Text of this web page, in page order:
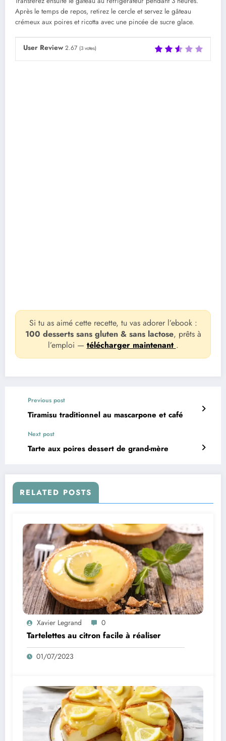
Après le temps de repos, retirez le cercle et servez le gâteau
crémeux aux poires et ricotta avec une pincée de sucre glace.
User Review 2.67 (3 votes)
Si tu as aimé cette recette, tu vas adorer l’ebook :
100 desserts sans gluten & sans lactose, prêts à
l’emploi — télécharger maintenant .
Previous post
Tiramisu traditionnel au mascarpone et café
Next post
Tarte aux poires dessert de grand-mère
RELATED POSTS
Xavier Legrand 0
Tartelettes au citron facile à réaliser
01/07/2023